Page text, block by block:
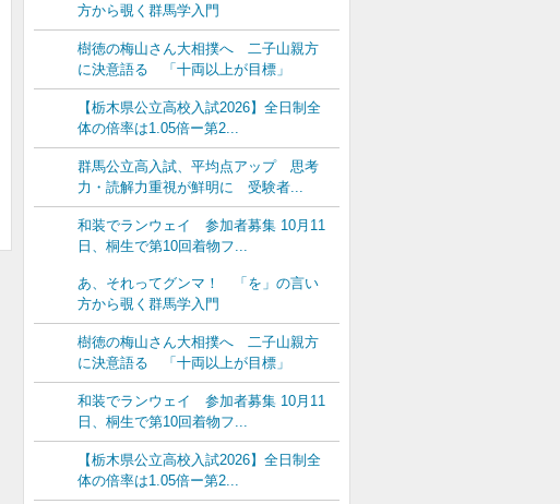
方から覗く群馬学入門
樹徳の梅山さん大相撲へ 二子山親方
に決意語る 「十両以上が目標」
【栃木県公立高校入試2026】全日制全
体の倍率は1.05倍ー第2...
群馬公立高入試、平均点アップ 思考
力・読解力重視が鮮明に 受験者...
和装でランウェイ 参加者募集 10月11
日、桐生で第10回着物フ...
あ、それってグンマ！ 「を」の言い
方から覗く群馬学入門
樹徳の梅山さん大相撲へ 二子山親方
に決意語る 「十両以上が目標」
和装でランウェイ 参加者募集 10月11
日、桐生で第10回着物フ...
【栃木県公立高校入試2026】全日制全
体の倍率は1.05倍ー第2...